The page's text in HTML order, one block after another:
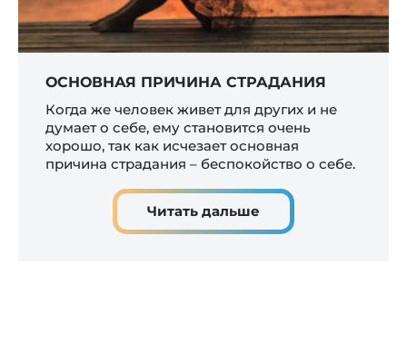
ОСНОВНАЯ ПРИЧИНА СТРАДАНИЯ
Когда же человек живет для других и не
думает о себе, ему становится очень
хорошо, так как исчезает основная
причина страдания – беспокойство о себе.
Читать дальше